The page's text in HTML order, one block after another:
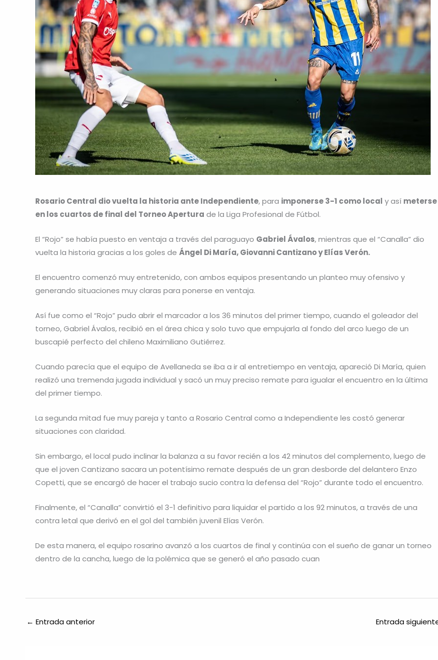
Rosario Central dio vuelta la historia ante Independiente, para imponerse 3-1 como local y así meterse
en los cuartos de final del Torneo Apertura de la Liga Profesional de Fútbol.
El “Rojo” se había puesto en ventaja a través del paraguayo Gabriel Ávalos, mientras que el “Canalla” dio
vuelta la historia gracias a los goles de Ángel Di María, Giovanni Cantizano y Elías Verón.
El encuentro comenzó muy entretenido, con ambos equipos presentando un planteo muy ofensivo y
generando situaciones muy claras para ponerse en ventaja.
Así fue como el “Rojo” pudo abrir el marcador a los 36 minutos del primer tiempo, cuando el goleador del
torneo, Gabriel Ávalos, recibió en el área chica y solo tuvo que empujarla al fondo del arco luego de un
buscapié perfecto del chileno Maximiliano Gutiérrez.
Cuando parecía que el equipo de Avellaneda se iba a ir al entretiempo en ventaja, apareció Di María, quien
realizó una tremenda jugada individual y sacó un muy preciso remate para igualar el encuentro en la última
del primer tiempo.
La segunda mitad fue muy pareja y tanto a Rosario Central como a Independiente les costó generar
situaciones con claridad.
Sin embargo, el local pudo inclinar la balanza a su favor recién a los 42 minutos del complemento, luego de
que el joven Cantizano sacara un potentísimo remate después de un gran desborde del delantero Enzo
Copetti, que se encargó de hacer el trabajo sucio contra la defensa del “Rojo” durante todo el encuentro.
Finalmente, el “Canalla” convirtió el 3-1 definitivo para liquidar el partido a los 92 minutos, a través de una
contra letal que derivó en el gol del también juvenil Elías Verón.
De esta manera, el equipo rosarino avanzó a los cuartos de final y continúa con el sueño de ganar un torneo
dentro de la cancha, luego de la polémica que se generó el año pasado cuan
← Entrada anterior Entrada